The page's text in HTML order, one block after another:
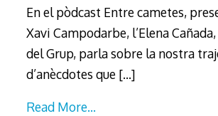
En el pòdcast Entre cametes,
Xavi Campodarbe, l’Elena
del Grup, parla sobre la nostra
d’anècdotes que […]
Read More…